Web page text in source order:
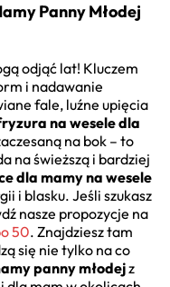
Panny Młodej
odjąć lat! Kluczem
i nadawanie
fale, luźne upięcia
na wesele dla
na bok – to
na świeższą i bardziej
dla mamy na wesele
i blasku. Jeśli szukasz
nasze propozycje na
50. Znajdziesz tam
się nie tylko na co
panny młodejz